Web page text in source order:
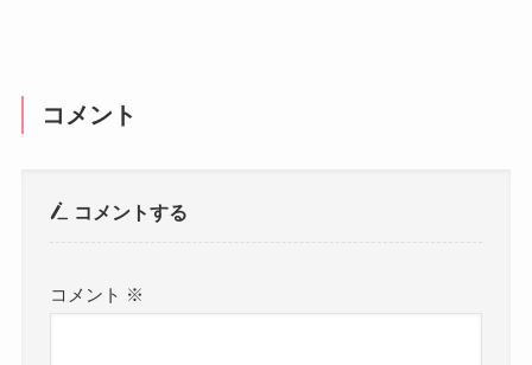
コメント
コメントする
コメント ※